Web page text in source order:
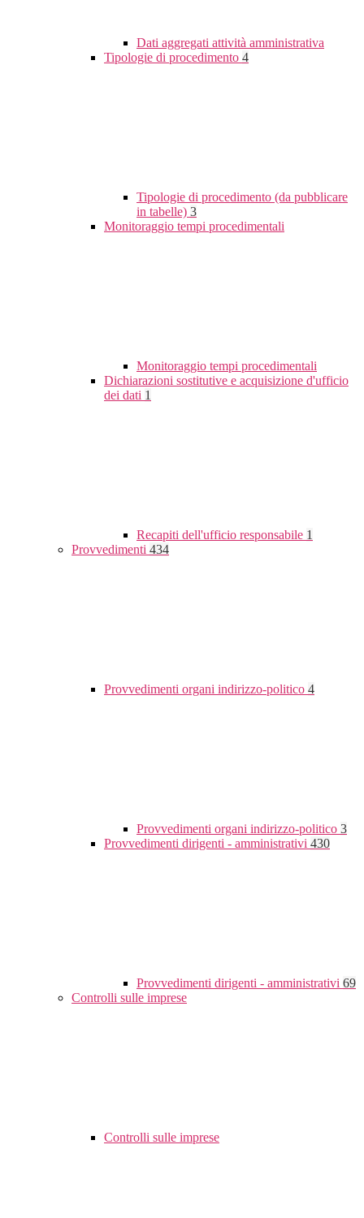
Dati aggregati attività amministrativa
Tipologie di procedimento 4
Tipologie di procedimento (da pubblicare
in tabelle) 3
Monitoraggio tempi procedimentali
Monitoraggio tempi procedimentali
Dichiarazioni sostitutive e acquisizione d'ufficio
dei dati 1
Recapiti dell'ufficio responsabile 1
Provvedimenti 434
Provvedimenti organi indirizzo-politico 4
Provvedimenti organi indirizzo-politico 3
Provvedimenti dirigenti - amministrativi 430
Provvedimenti dirigenti - amministrativi 69
Controlli sulle imprese
Controlli sulle imprese